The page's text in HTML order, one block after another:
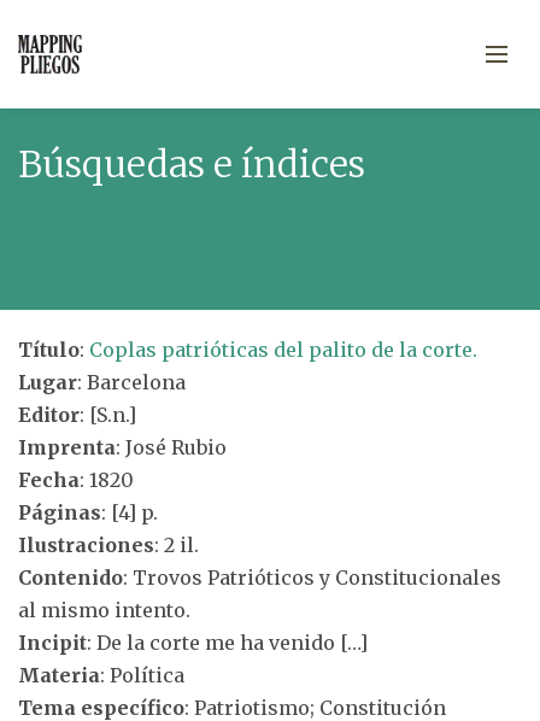
Búsquedas e índices
Título: Coplas patrióticas del palito de la corte.
Lugar: Barcelona
Editor: [S.n.]
Imprenta: José Rubio
Fecha: 1820
Páginas: [4] p.
Ilustraciones: 2 il.
Contenido: Trovos Patrióticos y Constitucionales
al mismo intento.
Incipit: De la corte me ha venido […]
Materia: Política
Tema específico: Patriotismo; Constitución